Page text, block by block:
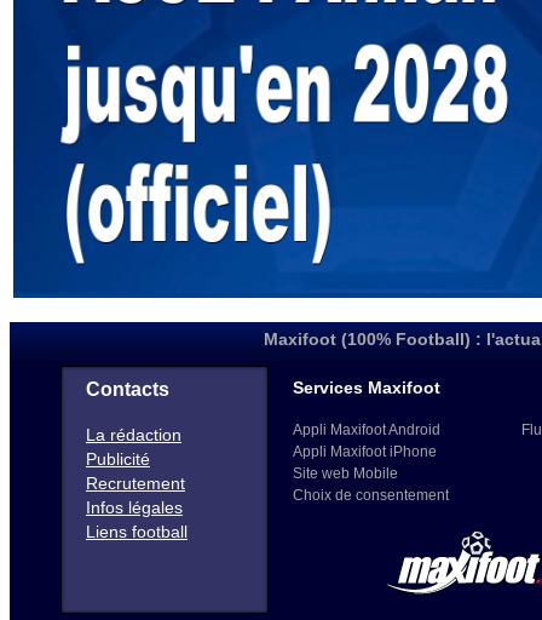
Maxifoot (100% Football) :
Contacts
La rédaction
Publicité
Recrutement
Infos légales
Liens football
Services Maxifoot
Appli Maxifoot Android
Appli Maxifoot iPhone
Site web Mobile
Choix de consentement